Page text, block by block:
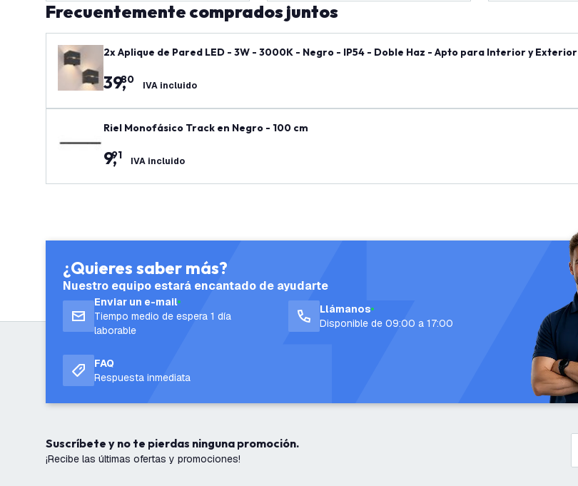
Frecuentemente comprados juntos
2x Aplique de Pared LED - 3W - 3000K - Negro - IP54 - Doble Haz - Apto para Interior y Exterior
39,
80 IVA incluido
Riel Monofásico Track en Negro - 100 cm
9,
91 IVA incluido
¿Quieres saber más?
Nuestro equipo estará encantado de ayudarte
Enviar un e-mail
Tiempo medio de espera 1 día
laborable
Llámanos
Disponible de 09:00 a 17:00
FAQ
Respuesta inmediata
Suscríbete y no te pierdas ninguna promoción.
¡Recibe las últimas ofertas y promociones!